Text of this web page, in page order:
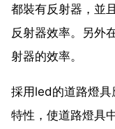
都裝有反射器，並
反射器效率。另外
射器的效率。
採用led的道路燈
特性，使道路燈具